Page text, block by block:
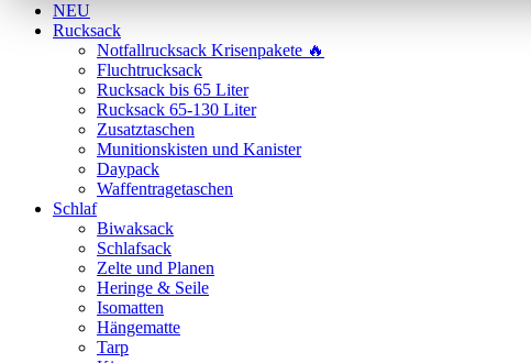
NEU
Rucksack
Notfallrucksack Krisenpakete 🔥
Fluchtrucksack
Rucksack bis 65 Liter
Rucksack 65-130 Liter
Zusatztaschen
Munitionskisten und Kanister
Daypack
Waffentragetaschen
Schlaf
Biwaksack
Schlafsack
Zelte und Planen
Heringe & Seile
Isomatten
Hängematte
Tarp